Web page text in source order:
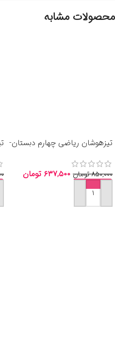
محصولات مشابه
تیزهوشان ریاضی چهارم دبستان-
۸۵۰,۰۰۰تومان ۶۳۷,۵۰۰ تومان
افزودن به سبد خرید